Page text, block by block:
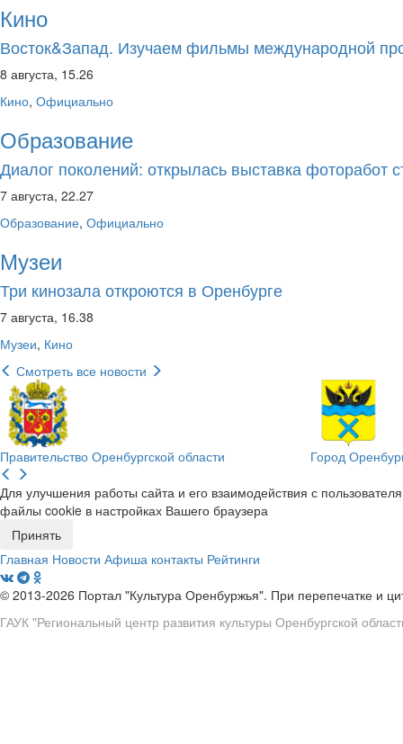
Кино
Восток&Запад. Изучаем фильмы международной
8 августа, 15.26
Кино, Официально
Образование
Диалог поколений: открылась выставка фоторабот
7 августа, 22.27
Образование, Официально
Музеи
Три кинозала откроются в Оренбурге
7 августа, 16.38
Музеи, Кино
Смотреть все новости
Правительство Оренбургской области
Город
Для улучшения работы сайта и его взаимодействия с
файлы cookie в настройках Вашего браузера
Принять
Главная Новости Афиша контакты Рейтинги
© 2013-2026 Портал "Культура Оренбуржья". При перепечатке и
ГАУК "Региональный центр развития культуры Оренбургской